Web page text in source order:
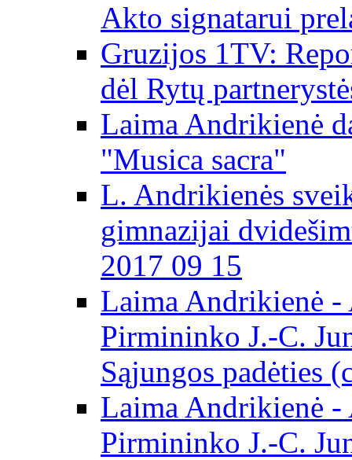
Akto signatarui
Gruzijos 1TV:
dėl Rytų
Laima Andrikienė
"Musica sacra"
L. Andrikienės
gimnazijai
2017 09 15
Laima Andrikienė
Pirmininko J.-C.
Sąjungos padėties
Laima Andrikienė
Pirmininko J.-C.